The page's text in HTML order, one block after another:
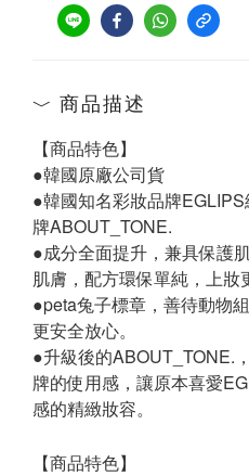
商品描述
【商品特色】
●韓國原廠公司貨
●韓國知名彩妝品牌
牌ABOUT_TONE.
●成分全面提升，兼具保護
肌膚，配方環保單純，上妝
●peta兔子標章，善待動物
更安全放心。
●升級後的ABOUT_TONE.
牌的使用感，讓原本喜愛
感的精緻妝容。
【商品特色】